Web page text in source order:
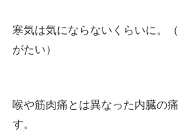
寒気は気にならないくらいに。
がたい）
喉や筋肉痛とは異なった内臓の
す。